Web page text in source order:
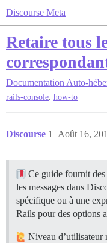
Discourse Meta
Retaire tous
Documentation Auto-
rails-console, how-to
Discourse Août 16,
1
Ce guide fournit
les messages dans
spécifique ou à une
Rails pour des options
Niveau d’utilisateur